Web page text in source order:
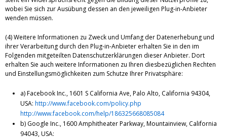
wobei Sie sich zur Ausübung dessen an den jeweiligen Plug-in-Anbieter
wenden müssen.
(4) Weitere Informationen zu Zweck und Umfang der Datenerhebung und
ihrer Verarbeitung durch den Plug-in-Anbieter erhalten Sie in den im
Folgenden mitgeteilten Datenschutzerklärungen dieser Anbieter. Dort
erhalten Sie auch weitere Informationen zu Ihren diesbezüglichen Rechten
und Einstellungsmöglichkeiten zum Schutze Ihrer Privatsphäre:
a) Facebook Inc., 1601 S California Ave, Palo Alto, California 94304,
USA: http://www.facebook.com/policy.php
http://www.facebook.com/help/186325668085084
b) Google Inc., 1600 Amphitheater Parkway, Mountainview, California
94043, USA: